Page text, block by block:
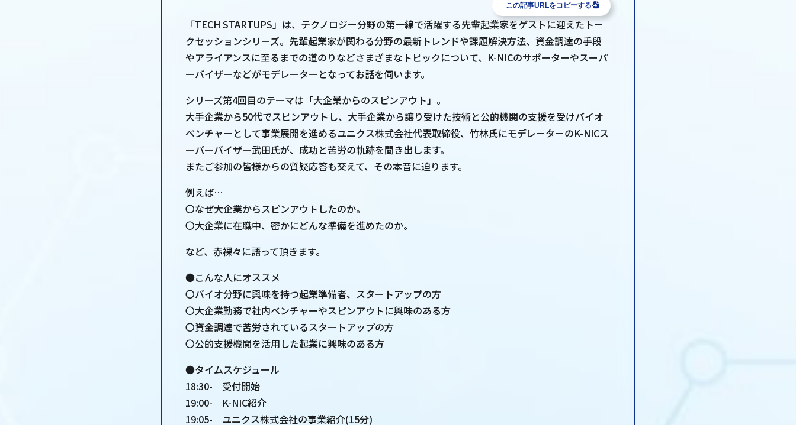
この記事URLをコピーする
「TECH STARTUPS」は、テクノロジー分野の第一線で活躍する先輩起業家をゲストに迎えたトー
クセッションシリーズ。先輩起業家が関わる分野の最新トレンドや課題解決方法、資金調達の手段
やアライアンスに至るまでの道のりなどさまざまなトピックについて、K-NICのサポーターやスーパ
ーバイザーなどがモデレーターとなってお話を伺います。
シリーズ第4回目のテーマは「大企業からのスピンアウト」。
大手企業から50代でスピンアウトし、大手企業から譲り受けた技術と公的機関の支援を受けバイオ
ベンチャーとして事業展開を進めるユニクス株式会社代表取締役、竹林氏にモデレーターのK-NICス
ーパーバイザー武田氏が、成功と苦労の軌跡を聞き出します。
またご参加の皆様からの質疑応答も交えて、その本音に迫ります。
例えば…
〇なぜ大企業からスピンアウトしたのか。
〇大企業に在職中、密かにどんな準備を進めたのか。
など、赤裸々に語って頂きます。
●こんな人にオススメ
〇バイオ分野に興味を持つ起業準備者、スタートアップの方
〇大企業勤務で社内ベンチャーやスピンアウトに興味のある方
〇資金調達で苦労されているスタートアップの方
〇公的支援機関を活用した起業に興味のある方
●タイムスケジュール
18:30- 受付開始
19:00- K-NIC紹介
19:05- ユニクス株式会社の事業紹介(15分)